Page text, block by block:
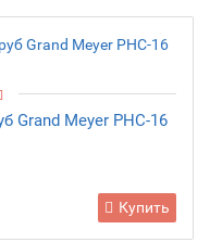
Grand Meyer PHC-16
Купить